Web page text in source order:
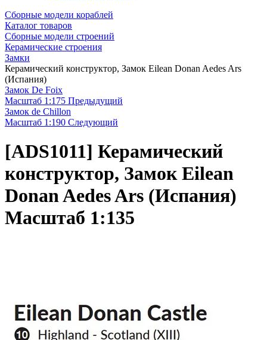
Сборные модели кораблей
Каталог товаров
Сборные модели строений
Керамические строения
Замки
Керамический конструктор, Замок Eilean Donan Aedes Ars
(Испания)
Замок De Foix
Масштаб 1:175 Предыдущий
Замок de Chillon
Масштаб 1:190 Следующий
[ADS1011] Керамический
конструктор, Замок Eilean
Donan Aedes Ars (Испания)
Масштаб 1:135